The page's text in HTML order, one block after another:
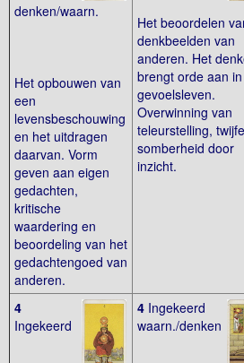
denken/waarn.
Het opbouwen van
een
levensbeschouwing
en het uitdragen
daarvan. Vorm
geven aan eigen
gedachten,
kritische
waardering en
beoordeling van het
gedachtengoed van
anderen.
Het beoordelen
denkbeelden van
anderen. Het
brengt orde aan
gevoelsleven.
Overwinning van
teleurstelling,
somberheid door
inzicht.
4
Ingekeerd
4 Ingekeerd
waarn./denken